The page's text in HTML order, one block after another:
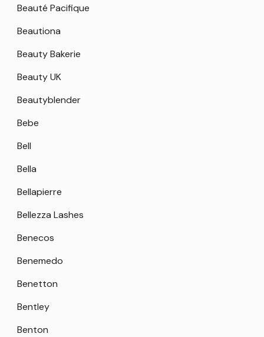
Beauté Pacifique
Beautiona
Beauty Bakerie
Beauty UK
Beautyblender
Bebe
Bell
Bella
Bellapierre
Bellezza Lashes
Benecos
Benemedo
Benetton
Bentley
Benton